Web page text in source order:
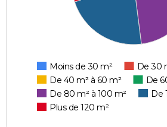
Moins de 30 m²
De 30
De 40 m² à 60 m²
De
De 80 m² à 100 m²
De
Plus de 120 m²